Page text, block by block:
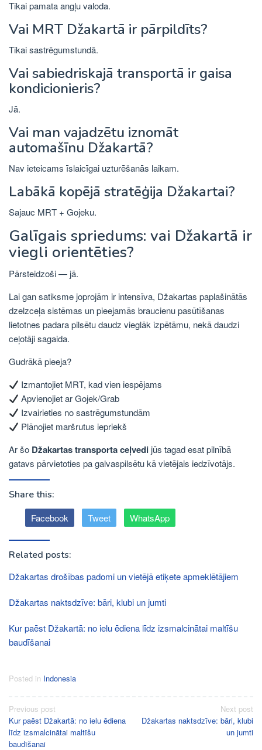
Tikai pamata angļu valoda.
Vai MRT Džakartā ir pārpildīts?
Tikai sastrēgumstundā.
Vai sabiedriskajā transportā ir gaisa
kondicionieris?
Jā.
Vai man vajadzētu iznomāt
automašīnu Džakartā?
Nav ieteicams īslaicīgai uzturēšanās laikam.
Labākā kopējā stratēģija Džakartai?
Sajauc MRT + Gojeku.
Galīgais spriedums: vai Džakartā ir
viegli orientēties?
Pārsteidzoši — jā.
Lai gan satiksme joprojām ir intensīva, Džakartas paplašinātās
dzelzceļa sistēmas un pieejamās braucienu pasūtīšanas
lietotnes padara pilsētu daudz vieglāk izpētāmu, nekā daudzi
ceļotāji sagaida.
Gudrākā pieeja?
Izmantojiet MRT, kad vien iespējams
Apvienojiet ar Gojek/Grab
Izvairieties no sastrēgumstundām
​​Plānojiet maršrutus iepriekš
Ar šo Džakartas transporta ceļvedi jūs tagad esat pilnībā
gatavs pārvietoties pa galvaspilsētu kā vietējais iedzīvotājs.
Share this:
Facebook Tweet WhatsApp
Related posts:
Džakartas drošības padomi un vietējā etiķete apmeklētājiem
Džakartas naktsdzīve: bāri, klubi un jumti
Kur paēst Džakartā: no ielu ēdiena līdz izsmalcinātai maltīšu
baudīšanai
Posted in Indonesia
Post
navigation
Previous post
Kur paēst Džakartā: no ielu ēdiena
līdz izsmalcinātai maltīšu
baudīšanai
Next post
Džakartas naktsdzīve: bāri, klubi
un jumti